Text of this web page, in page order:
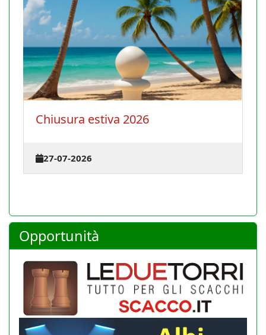
La Conferenza degli
23-07-2026
Opportunità